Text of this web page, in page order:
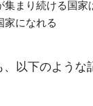
集まり続ける国家
家になれる
以下のような